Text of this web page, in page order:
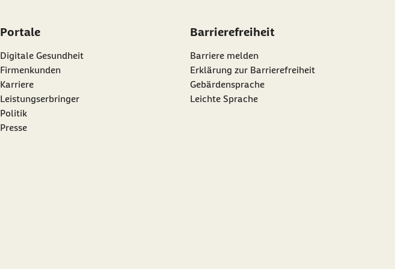
Portale
Digitale Gesundheit
Firmenkunden
Karriere
Leistungserbringer
Politik
Presse
Barrierefreiheit
Barriere melden
Erklärung zur Barrierefreiheit
Gebärdensprache
Leichte Sprache